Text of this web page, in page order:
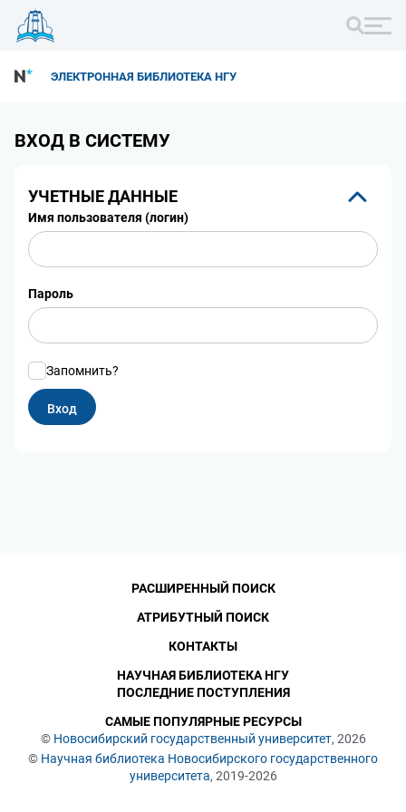
ЭЛЕКТРОННАЯ БИБЛИОТЕКА НГУ
ВХОД В СИСТЕМУ
УЧЕТНЫЕ ДАННЫЕ
Имя пользователя (логин)
Пароль
Запомнить?
© Новосибирский государственный университет, 2026
© Научная библиотека Новосибирского государственного
университета, 2019-2026
РАСШИРЕННЫЙ ПОИСК
АТРИБУТНЫЙ ПОИСК
КОНТАКТЫ
НАУЧНАЯ БИБЛИОТЕКА НГУ
ПОСЛЕДНИЕ ПОСТУПЛЕНИЯ
САМЫЕ ПОПУЛЯРНЫЕ РЕСУРСЫ